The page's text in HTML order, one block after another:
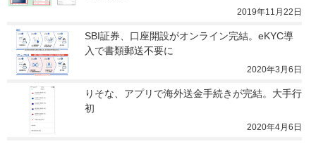
2019年11月22日
SBI証券、口座開設がオンライン完結。eKYC導
入で書類郵送不要に
2020年3月6日
りそな、アプリで海外送金手続きが完結。大手行
初
2020年4月6日